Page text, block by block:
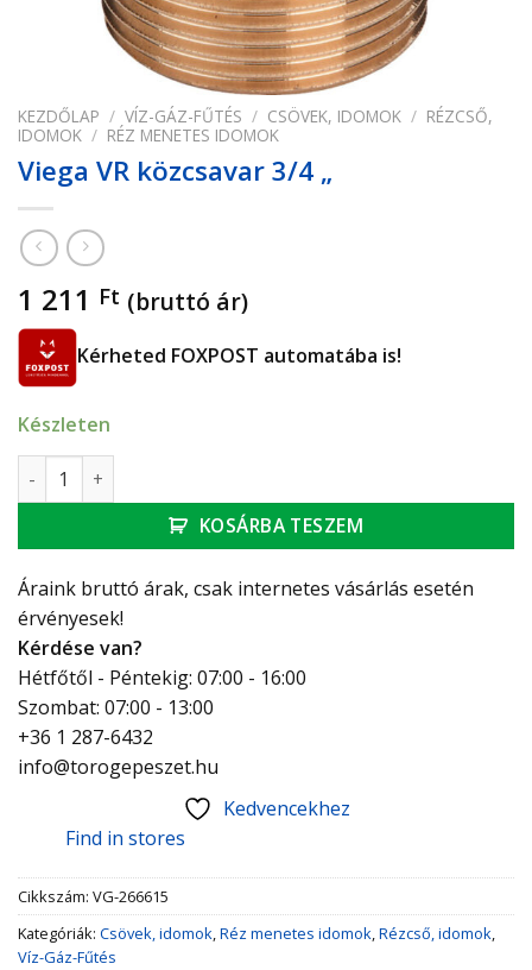
KEZDŐLAP / VÍZ-GÁZ-FŰTÉS / CSÖVEK, IDOMOK / RÉZCSŐ,
IDOMOK / RÉZ MENETES IDOMOK
Viega VR közcsavar 3/4 „
1 211 Ft (bruttó ár)
Kérheted FOXPOST automatába is!
Készleten
Viega VR közcsavar 3/4 " mennyiség
KOSÁRBA TESZEM
Áraink bruttó árak, csak internetes vásárlás esetén
érvényesek!
Kérdése van?
Hétfőtől - Péntekig: 07:00 - 16:00
Szombat: 07:00 - 13:00
+36 1 287-6432
info@torogepeszet.hu
Kedvencekhez
Find in stores
Cikkszám: VG-266615
Kategóriák: Csövek, idomok,Réz menetes idomok,Rézcső, idomok,
Víz-Gáz-Fűtés